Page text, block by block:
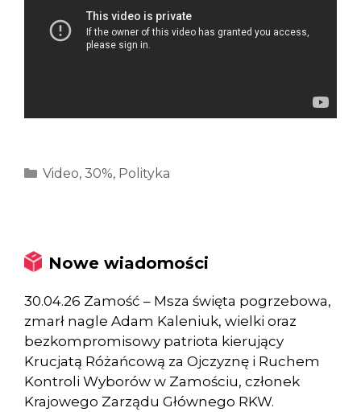
Kategorie
Video, 30%, Polityka
Nowe wiadomości
30.04.26 Zamość – Msza święta pogrzebowa,
zmarł nagle Adam Kaleniuk, wielki oraz
bezkompromisowy patriota kierujący
Krucjatą Różańcową za Ojczyznę i Ruchem
Kontroli Wyborów w Zamościu, członek
Krajowego Zarządu Głównego RKW.